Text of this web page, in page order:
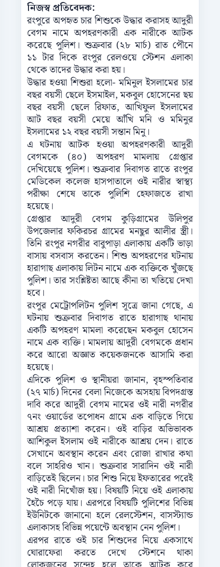
নিজস্ব প্রতিবেদক:
রংপুরে অপহৃত চার শিশুকে উদ্ধার করাসহ আদুরী
বেগম নামে অপহরণকারী এক নারীকে আটক
করেছে পুলিশ। শুক্রবার (২৮ মার্চ) রাত পৌনে
১১ টার দিকে রংপুর রেলওয়ে স্টেশন এলাকা
থেকে তাদের উদ্ধার করা হয়।
উদ্ধার হওয়া শিশুরা হলো- মমিনুল ইসলামের চার
বছর বয়সী ছেলে ইসমাইল, মকবুল হোসেনের ছয়
বছর বয়সী ছেলে রিফাত, আখিফুল ইসলামের
আট বছর বয়সী মেয়ে আঁখি মনি ও মমিনুর
ইসলামের ১২ বছর বয়সী সন্তান মিনু।
এ ঘটনায় আটক হওয়া অপহরণকারী আদুরী
বেগমকে (৪০) অপহরণ মামলায় গ্রেপ্তার
দেখিয়েছে পুলিশ। শুক্রবার দিবাগত রাতে রংপুর
মেডিকেল‌ কলেজ হাসপাতালে ওই নারীর স্বাস্থ্য
পরীক্ষা শেষে তাকে পুলিশি হেফাজতে রাখা
হয়েছে।
গ্রেপ্তার আদুরী বেগম কুড়িগ্রামের উলিপুর
উপজেলার ফকিরচর গ্রামের মনছুর আলীর স্ত্রী।
তিনি রংপুর নগরীর বাবুপাড়া এলাকায় একটি ভাড়া
বাসায় বসবাস করতেন। শিশু অপহরণের ঘটনায়
হারাগাছ এলাকায় লিটন নামে এক ব্যক্তিকে খুঁজছে
পুলিশ। তার সংশ্লিষ্টতা আছে কীনা তা খতিয়ে দেখা
হবে।
রংপুর মেট্রোপলিটন পুলিশ সূত্রে জানা গেছে, এ
ঘটনায় শুক্রবার দিবাগত রাতে হারাগাছ থানায়
একটি অপহরণ মামলা করেছেন মকবুল হোসেন
নামে এক ব্যক্তি। মামলায় আদুরী বেগমকে প্রধান
করে আরো অজ্ঞাত কয়েকজনকে আসামি করা
হয়েছে।
এদিকে পুলিশ ও স্থানীয়রা জানান, বৃহস্পতিবার
(২৭ মার্চ) দিনের বেলা নিজেকে অসহায় বিপদগ্রস্ত
দাবি করে আদুরী বেগম নামের ওই নারী নগরীর
৭নং ওয়ার্ডের তপোধন গ্রামে এক বাড়িতে গিয়ে
আশ্রয় প্রত্যাশা করেন। ওই বাড়ির অভিভাবক
আশিকুল ইসলাম ওই নারীকে আশ্রয় দেন। রাতে
সেখানে অবস্থান করেন এবং রোজা রাখার কথা
বলে সাহরিও খান। শুক্রবার সারাদিন ওই নারী
বাড়িতেই ছিলেন। চার শিশু নিয়ে ইফতারের পরেই
ওই নারী নিখোঁজ হয়। বিষয়টি নিয়ে ওই এলাকায়
হৈচৈ পড়ে যায়। এরপরে বিষয়টি পুলিশের বিভিন্ন
ইউনিটকে জানানো হলে রেলস্টেশন, বাসস্ট্যান্ড
এলাকাসহ বিভিন্ন পয়েন্টে অবস্থান নেন পুলিশ।
এরপর রাতে ওই চার শিশুদের নিয়ে একসাথে
ঘোরাফেরা করতে দেখে স্টেশনে থাকা